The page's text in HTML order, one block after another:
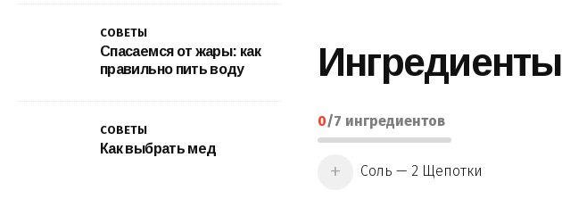
СОВЕТЫ
Спасаемся от жары: как
правильно пить воду
СОВЕТЫ
Как выбрать мед
Ингредиенты
0/7 ингредиентов
Соль — 2 Щепотки